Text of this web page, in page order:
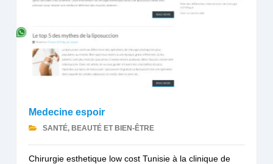
Medecine espoir
SANTÉ, BEAUTÉ ET BIEN-ÊTRE
Chirurgie esthetique low cost Tunisie à la clinique de